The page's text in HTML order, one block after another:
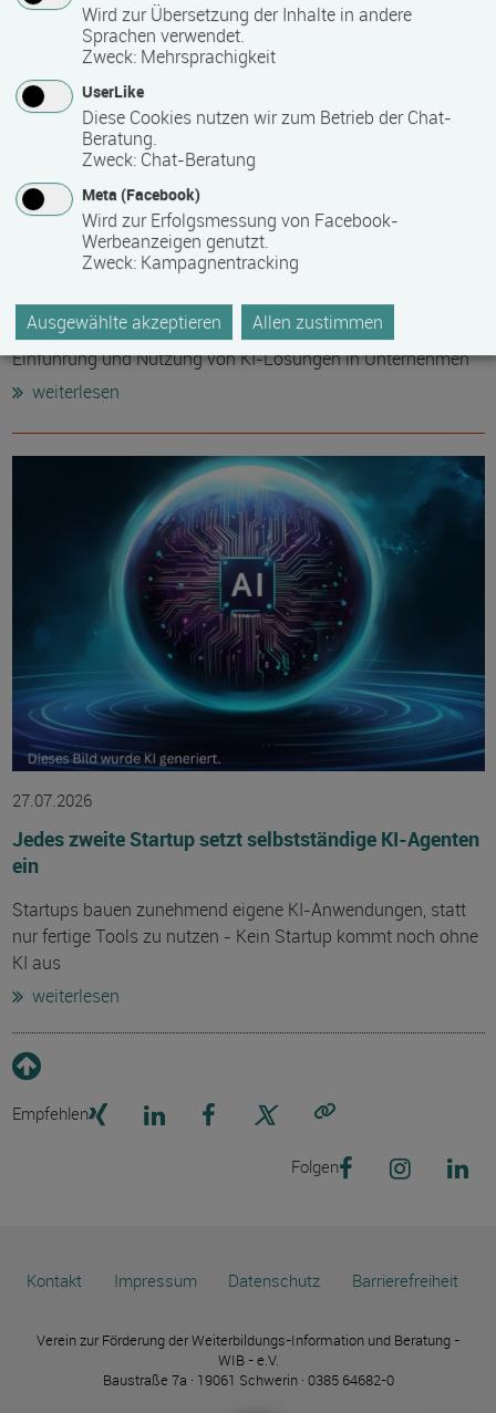
©mrmohock - stock.adobe.com
27.07.2026
Neue KI-Förderrichtlinie des Landes Mecklenburg-
Gefördert werden Investitionen in Hard- und Software zur
Einführung und Nutzung von KI-Lösungen in Unternehmen
weiterlesen
27.07.2026
Jedes zweite Startup setzt selbstständige KI-Agenten
ein
Startups bauen zunehmend eigene KI-Anwendungen, statt
nur fertige Tools zu nutzen - Kein Startup kommt noch ohne
KI aus
weiterlesen
Empfehlen
Folgen
Kontakt Impressum Datenschutz Barrierefreiheit
Verein zur Förderung der Weiterbildungs-Information und Beratung -
WIB - e.V.
Baustraße 7a · 19061 Schwerin · 0385 64682-0
Wird zur Übersetzung der Inhalte in andere
Sprachen verwendet.
Zweck: Mehrsprachigkeit
UserLike
Diese Cookies nutzen wir zum Betrieb der Chat-
Beratung.
Zweck: Chat-Beratung
Meta (Facebook)
Wird zur Erfolgsmessung von Facebook-
Werbeanzeigen genutzt.
Zweck: Kampagnentracking
Ausgewählte akzeptieren Allen zustimmen